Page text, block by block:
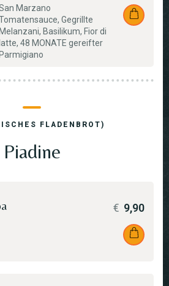
Marzano
Gegrillte
Melanzani, Basilikum, Fior di
latte, 48 MONATE gereifter
Parmigiano
FLADENBROT)
Piadine
€ 9,90